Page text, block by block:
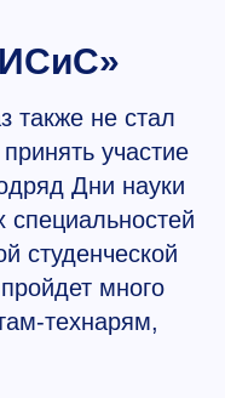
также не стал
участие
Дни науки
специальностей
студенческой
много
технарям,